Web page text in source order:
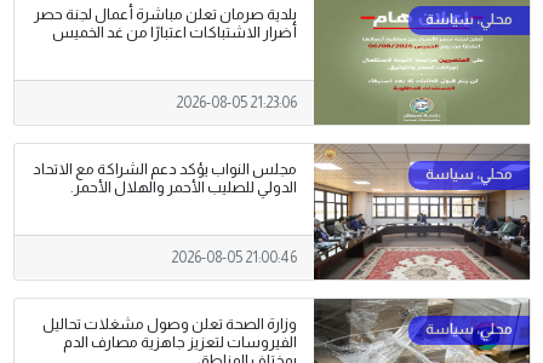
بلدية صرمان تعلن مباشرة أعمال لجنة حصر
أضرار الاشتباكات اعتبارًا من غد الخميس
2026-08-05 21:23:06
مجلس النواب يؤكد دعم الشراكة مع الاتحاد
الدولي للصليب الأحمر والهلال الأحمر.
2026-08-05 21:00:46
وزارة الصحة تعلن وصول مشغلات تحاليل
الفيروسات لتعزيز جاهزية مصارف الدم